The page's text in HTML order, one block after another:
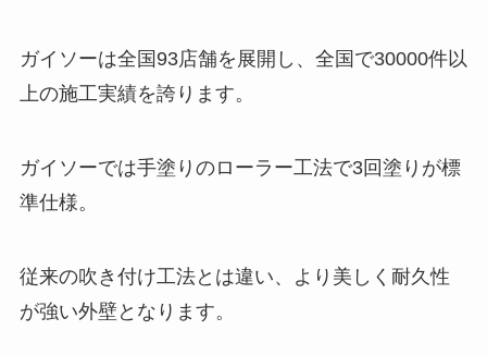
ガイソーは全国93店舗を展開し、全国で30000件以
上の施工実績を誇ります。
ガイソーでは手塗りのローラー工法で3回塗りが標
準仕様。
従来の吹き付け工法とは違い、より美しく耐久性
が強い外壁となります。